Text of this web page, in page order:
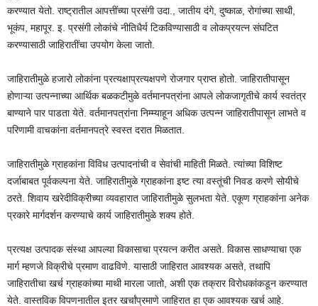
करण्यात येतो. राष्ट्रातील आपत्तींच्या प्रसंगी उदा., जातीय दंगे, दुष्काळ, रोगांच्या साथी,
भूकंप, महापूर. इ. प्रसंगी लोकांचे नीतिधैर्य टिकविण्यासाठी व लोकप्रयत्न संघटित
करण्यासाठी जाहिरातींचा उपयोग केला जातो.
जाहिरातीमुळे हजारो लोकांना प्रत्यक्षाप्रत्यक्षपणे रोजगार प्राप्त होतो. जाहिरातीपासून
होणाऱ्या उत्पन्नाच्या आर्थिक बळकटीमुळे वर्तमानपत्रांना आपले लोकजागृतीचे कार्य स्वतंत्र
बाण्याने पार पाडता येते. वर्तमानपत्रांना निम्म्याहून अधिक उत्पन्न जाहिरातीपासून लाभते व
परिणामी वाचकांना वर्तमानपत्रे स्वस्त दरात मिळतात.
जाहिरातीमुळे ग्राहकांना विविध उत्पादनांची व सेवांची माहिती मिळते. त्यांच्या विशिष्ट
दर्जाबाबत पूर्वकल्पना येते. जाहिरातीमुळे ग्राहकांना इष्ट त्या वस्तूंची निवड करणे सोयीचे
ठरते. शिवाय खरेदीविक्रीच्या व्यवहारात जाहिरातीमुळे सुलभता येते. एकूण ग्राहकांना अनेक
प्रकारे मार्गदर्शन करण्याचे कार्य जाहिरातीमुळे शक्य होते.
प्रत्यक्ष उत्पादक संस्था आपल्या विकासाचा प्रयत्न करीत असते. विकास साधण्याचा एक
मार्ग म्हणजे विक्रीचे प्रमाण वाढविणे. यासाठी जाहिरात आवश्यक असते, तथापि
जाहिरातीचा खर्च ग्राहकांच्या माथी मारला जातो, अशी एक तक्रार विरोधकांकडून करण्यात
येते. वास्तविक विपणनातील इतर खर्चांप्रमाणे जाहिरात हा एक आवश्यक खर्च आहे.